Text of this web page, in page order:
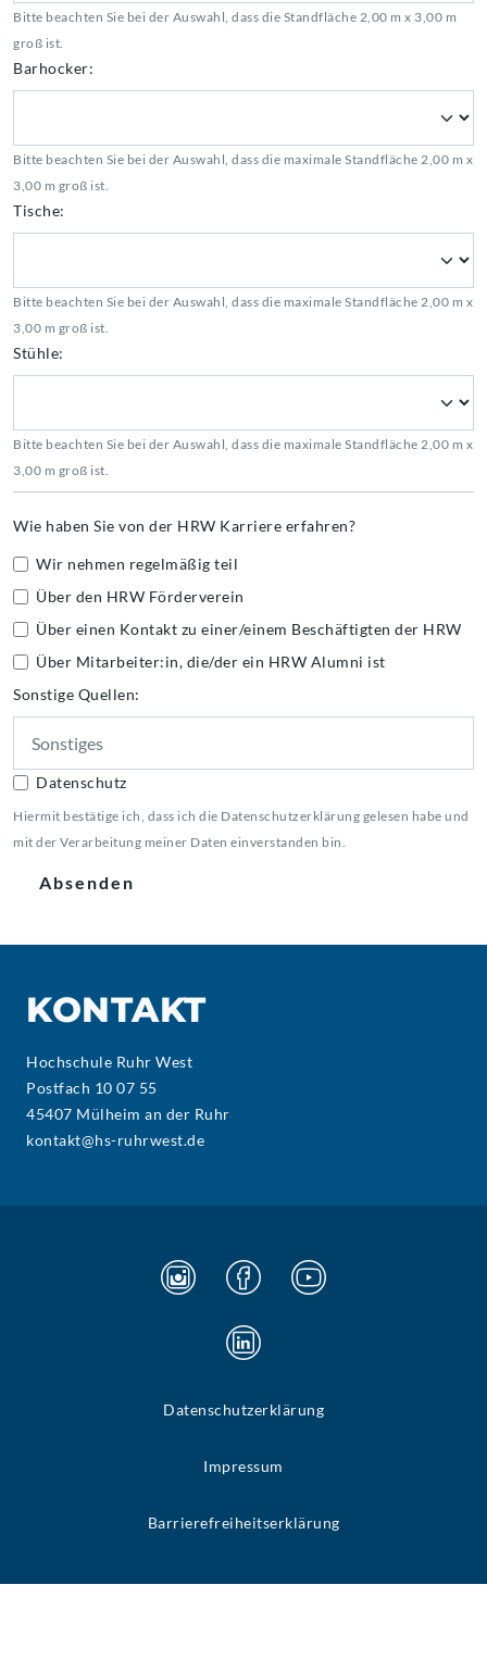
Bitte beachten Sie bei der Auswahl, dass die Standfläche 2,00 m x 3,00 m
groß ist.
Barhocker:
Bitte beachten Sie bei der Auswahl, dass die maximale Standfläche 2,00 m x
3,00 m groß ist.
Tische:
Bitte beachten Sie bei der Auswahl, dass die maximale Standfläche 2,00 m x
3,00 m groß ist.
Stühle:
Bitte beachten Sie bei der Auswahl, dass die maximale Standfläche 2,00 m x
3,00 m groß ist.
Wie haben Sie von der HRW Karriere erfahren?
Wir nehmen regelmäßig teil
Über den HRW Förderverein
Über einen Kontakt zu einer/einem Beschäftigten der HRW
Über Mitarbeiter:in, die/der ein HRW Alumni ist
Sonstige Quellen:
Datenschutz
Hiermit bestätige ich, dass ich die Datenschutzerklärung gelesen habe und
mit der Verarbeitung meiner Daten einverstanden bin.
Absenden
KONTAKT
Hochschule Ruhr West
Postfach 10 07 55
45407 Mülheim an der Ruhr
kontakt@hs-ruhrwest.de
Datenschutzerklärung
Impressum
Barrierefreiheitserklärung